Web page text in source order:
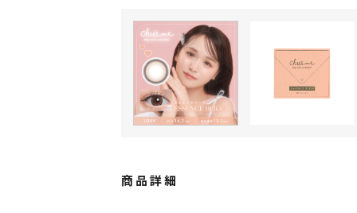
商品詳細